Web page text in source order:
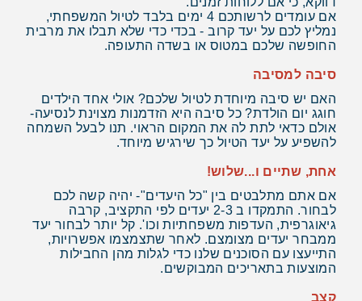
אם עומדים לרשותכם 4 ימים בלבד לטיול המשפחתי,
נמליץ לכם על יעד קרוב - בכדי כדי שלא תבלו את מרבית
החופשה שלכם במטוס או בשדה התעופה.
סיבה למסיבה
האם יש סיבה מיוחדת לטיול שלכם? אולי אחד הילדים
חוגג יום הולדת? כל סיבה היא הזדמנות מצוינת לנסיעה-
אולם כדאי לתת לה את המקום הראוי. תנו לבעל השמחה
להשפיע על יעד הטיול כך שירגיש מיוחד.
אחת, שתיים ו...שלוש!
אם אתם מתלבטים בין "כל היעדים"- יהיה קשה לכם
לבחור. התמקדו ב 2-3 יעדים לפי התקציב, קרבה
גיאוגרפית, העדפות משפחתיות וכו'. קל יותר לבחור יעד
ממבחר יעדים מצומצם. לאחר שתצמצמו אפשרויות,
התייעצו עם הסוכנים שלנו כדי לגלות מהן החבילות
המוצעות בתאריכים המבוקשים.
קצב